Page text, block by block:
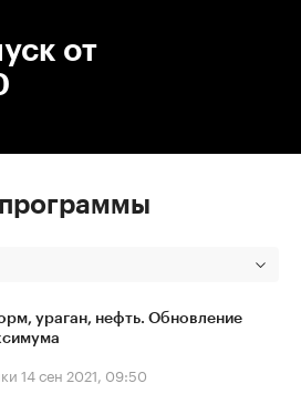
от
ураган, нефть. Обновление
14 сен 2021, 09:50